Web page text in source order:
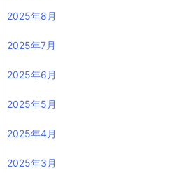
2025年8月
2025年7月
2025年6月
2025年5月
2025年4月
2025年3月